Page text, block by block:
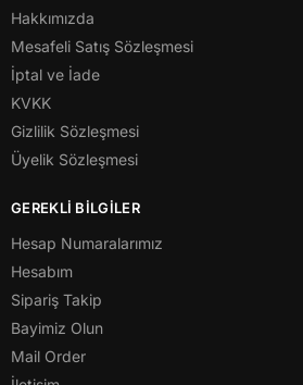
Hakkımızda
Mesafeli Satış Sözleşmesi
İptal ve İade
KVKK
Gizlilik Sözleşmesi
Üyelik Sözleşmesi
GEREKLİ BİLGİLER
Hesap Numaralarımız
Hesabım
Sipariş Takip
Bayimiz Olun
Mail Order